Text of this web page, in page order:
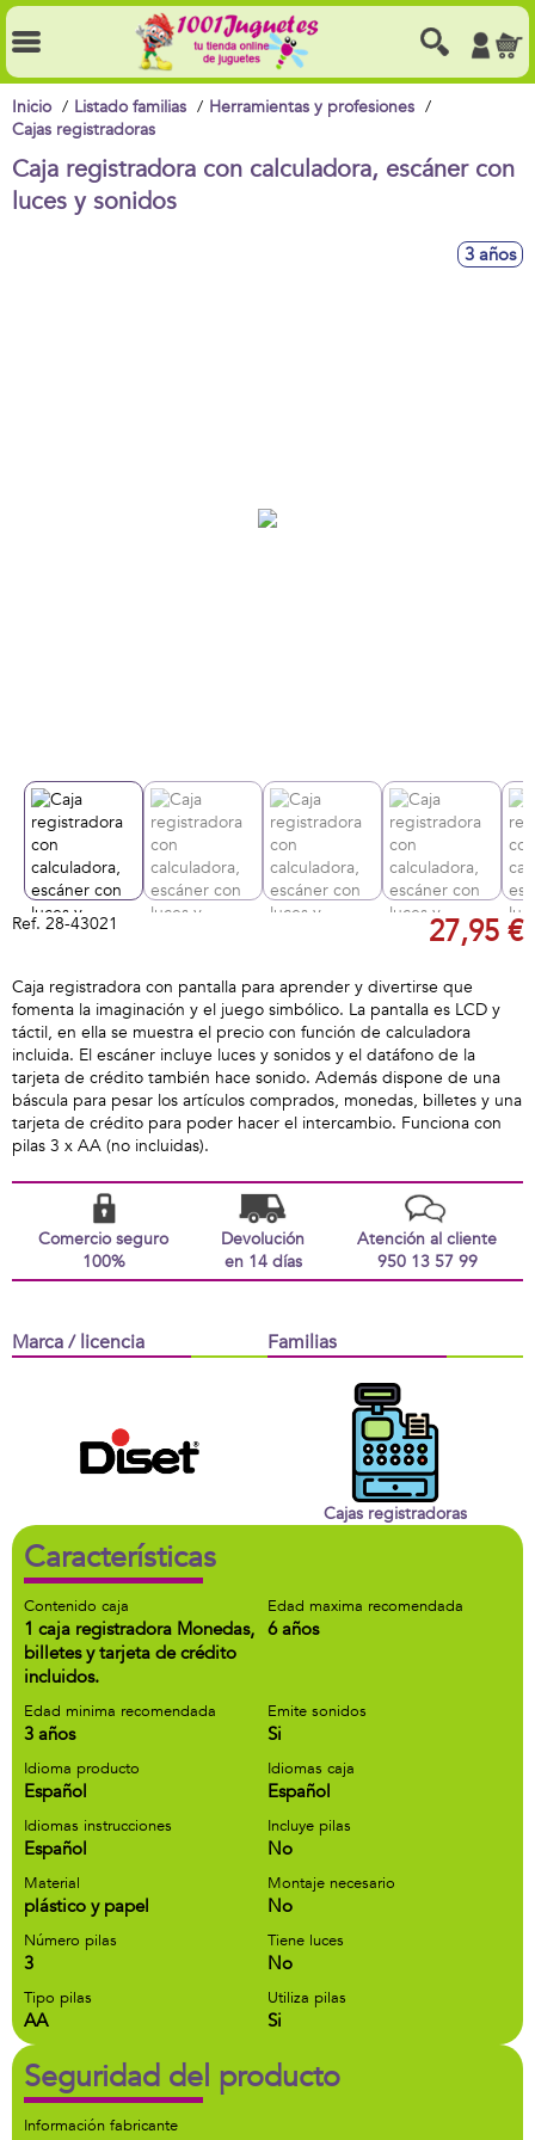
Inicio Listado familias
Herramientas y profesiones
Cajas registradoras
Caja registradora con calculadora, escáner con
luces y sonidos
3 años
Ref. 28-43021 27,95 €
Caja registradora con pantalla para aprender y divertirse que
fomenta la imaginación y el juego simbólico. La pantalla es LCD y
táctil, en ella se muestra el precio con función de calculadora
incluida. El escáner incluye luces y sonidos y el datáfono de la
tarjeta de crédito también hace sonido. Además dispone de una
báscula para pesar los artículos comprados, monedas, billetes y una
tarjeta de crédito para poder hacer el intercambio. Funciona con
pilas 3 x AA (no incluidas).
Comercio seguro
100%
Devolución
en 14 días
Atención al cliente
950 13 57 99
Marca / licencia Familias
Cajas registradoras
Características
Contenido caja
1 caja registradora Monedas,
billetes y tarjeta de crédito
incluidos.
Edad maxima recomendada
6 años
Edad minima recomendada
3 años
Emite sonidos
Si
Idioma producto
Español
Idiomas caja
Español
Idiomas instrucciones
Español
Incluye pilas
No
Material
plástico y papel
Montaje necesario
No
Número pilas
3
Tiene luces
No
Tipo pilas
AA
Utiliza pilas
Si
Seguridad del producto
Información fabricante